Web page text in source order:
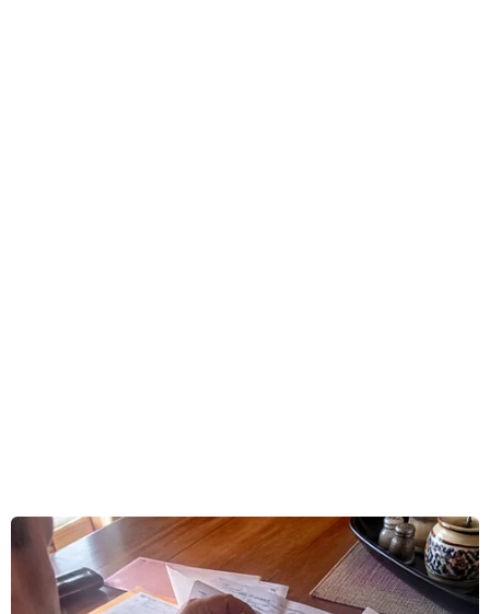
Nhiều thí sinh tại Hà Nội nhận định đề thi dễ
hơn năm trước, có thể đạt từ 8 điểm trở lên nếu
ôn tập đầy đủ. Tuy vậy, đề vẫn có tính phân hóa